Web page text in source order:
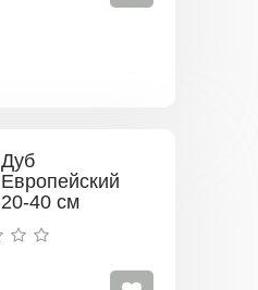
Дуб
Европейский
20-40 см